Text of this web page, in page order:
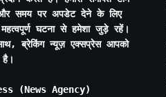
और समय पर अपडेट देने के लिए
घटना से हमेशा जुड़े रहें।
ब्रेकिंग न्यूज़ एक्सप्रेस आपको
(News Agency)